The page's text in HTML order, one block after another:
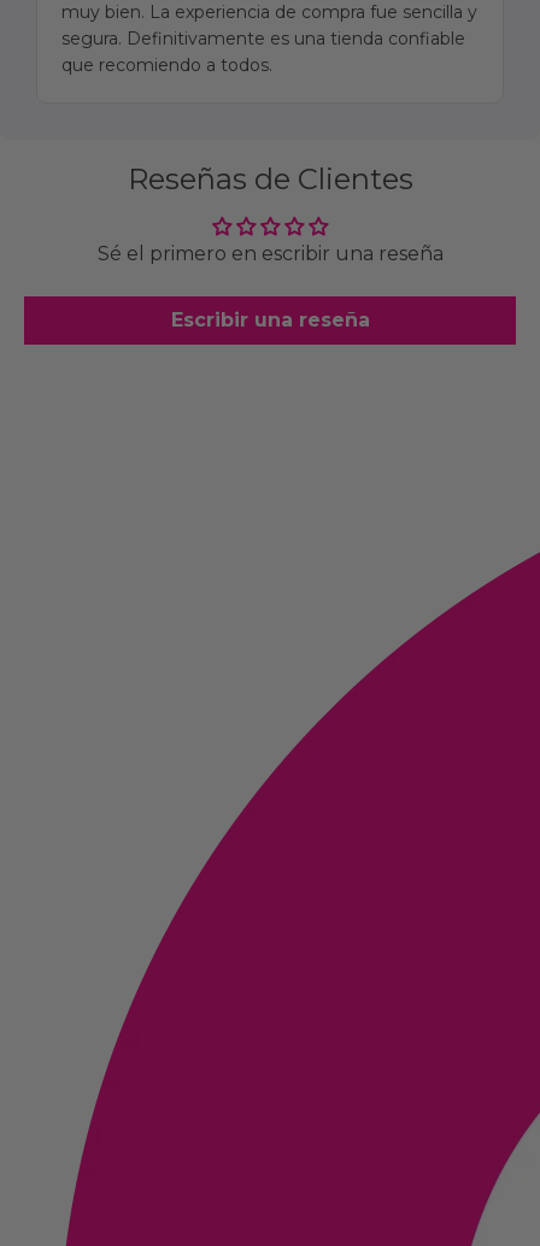
muy bien. La experiencia de compra fue sencilla y
segura. Definitivamente es una tienda confiable
que recomiendo a todos.
Reseñas de Clientes
Sé el primero en escribir una reseña
Escribir una reseña